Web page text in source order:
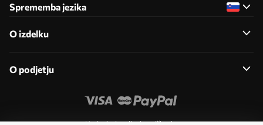
Sprememba jezika
O izdelku
O podjetju
Urejanje dovoljenj za piškotke